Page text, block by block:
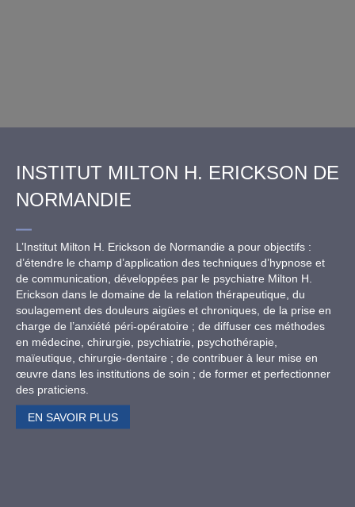
INSTITUT MILTON H. ERICKSON DE
NORMANDIE
L’Institut Milton H. Erickson de Normandie a pour objectifs :
d’étendre le champ d’application des techniques d’hypnose et
de communication, développées par le psychiatre Milton H.
Erickson dans le domaine de la relation thérapeutique, du
soulagement des douleurs aigües et chroniques, de la prise en
charge de l’anxiété péri-opératoire ; de diffuser ces méthodes
en médecine, chirurgie, psychiatrie, psychothérapie,
maïeutique, chirurgie-dentaire ; de contribuer à leur mise en
œuvre dans les institutions de soin ; de former et perfectionner
des praticiens.
EN SAVOIR PLUS